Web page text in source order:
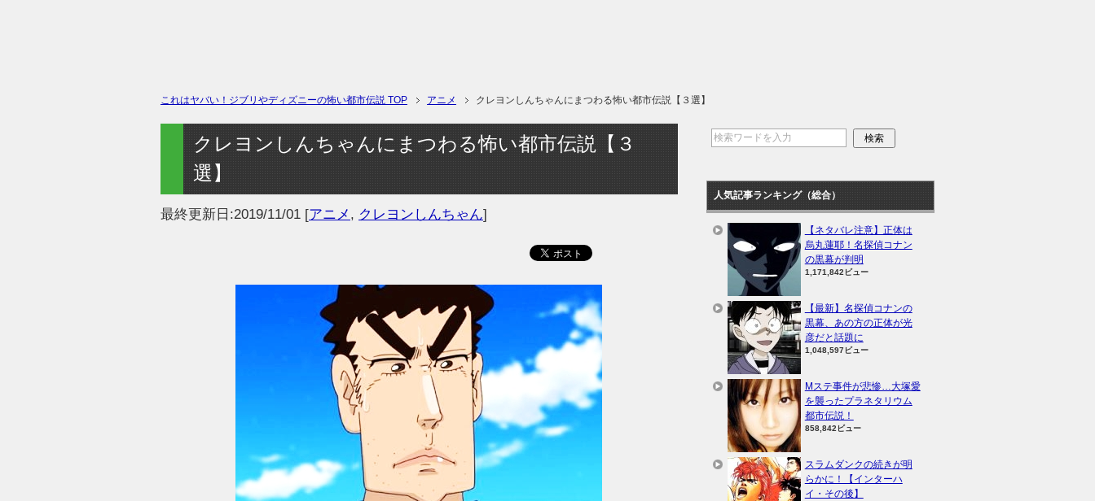
これはヤバい！ジブリやディズニーの怖い都市伝説 TOP アニメ クレヨンしんちゃんにまつわる怖い都市伝説【３選】
クレヨンしんちゃんにまつわる怖い都市伝説【３
選】
最終更新日:2019/11/01 [アニメ , クレヨンしんちゃん]
人気記事ランキング（総合）
【ネタバレ注意】正体は
烏丸蓮耶！名探偵コナン
の黒幕が判明
1,171,842ビュー
【最新】名探偵コナンの
黒幕、あの方の正体が光
彦だと話題に
1,048,597ビュー
Mステ事件が悲惨…大塚愛
を襲ったプラネタリウム
都市伝説！
858,842ビュー
スラムダンクの続きが明
らかに！【インターハ
イ・その後】